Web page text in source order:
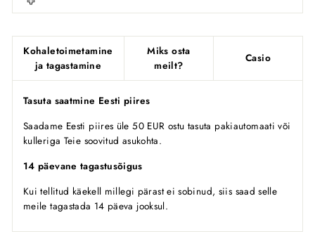
Kohaletoimetamine
ja tagastamine
Miks osta
meilt?
Casio
Tasuta saatmine Eesti piires
Saadame Eesti piires üle 50 EUR ostu tasuta pakiautomaati või
kulleriga Teie soovitud asukohta.
14 päevane tagastusõigus
Kui tellitud käekell millegi pärast ei sobinud, siis saad selle
meile tagastada 14 päeva jooksul.